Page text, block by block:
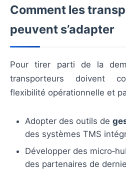
Comment les
peuvent s’adapter
Pour tirer parti de la
transporteurs doivent
flexibilité opérationnelle et
Adopter des outils de
des systèmes TMS
Développer des
des partenaires de